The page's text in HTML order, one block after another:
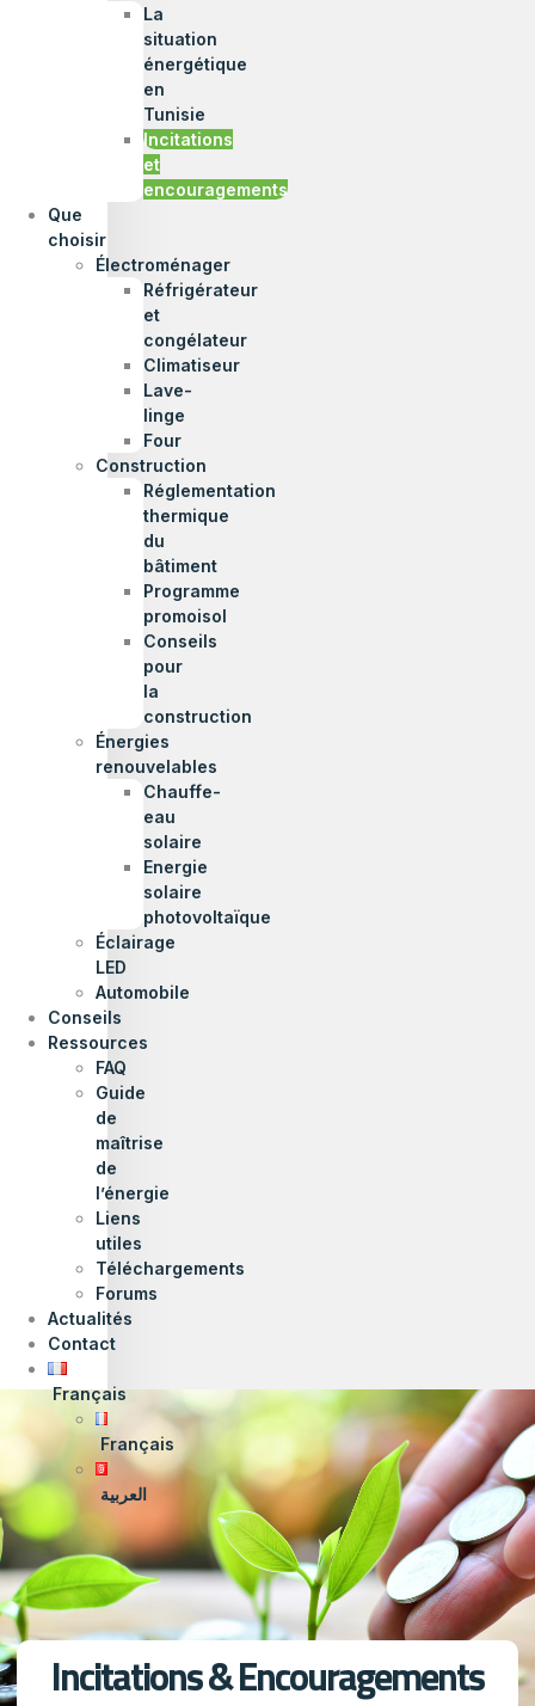
La
situation
énergétique
en
Tunisie
Incitations
et
encouragements
Que
choisir
Électroménager
Réfrigérateur
et
congélateur
Climatiseur
Lave-
linge
Four
Construction
Réglementation
thermique
du
bâtiment
Programme
promoisol
Conseils
pour
la
construction
Énergies
renouvelables
Chauffe-
eau
solaire
Energie
solaire
photovoltaïque
Éclairage
LED
Automobile
Conseils
Ressources
FAQ
Guide
de
maîtrise
de
l’énergie
Liens
utiles
Téléchargements
Forums
Actualités
Contact
Français
Français
العربية
Incitations & Encouragements